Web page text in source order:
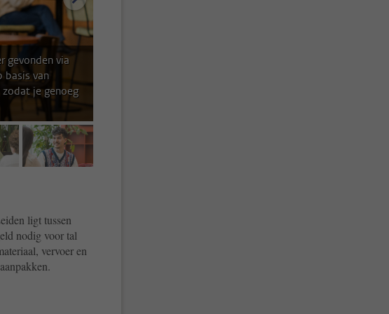
gevonden via
basis van
je genoeg
4 afbeelding 5
ligt tussen
nodig voor tal
vervoer en